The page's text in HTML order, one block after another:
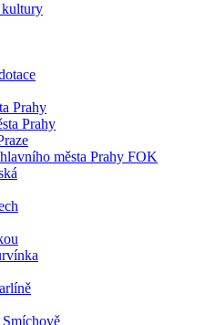
kultury
Prahy
Prahy
města Prahy FOK